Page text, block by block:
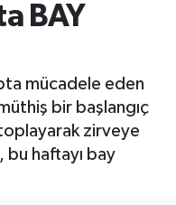
BAY
mücadele eden
bir başlangıç
zirveye
bu haftayı bay
Fikstür